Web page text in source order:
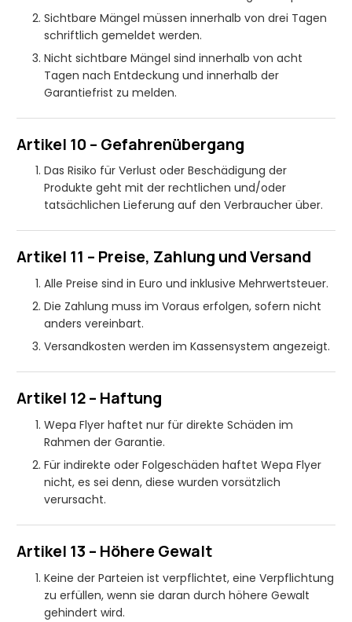
Sichtbare Mängel müssen innerhalb von drei Tagen
schriftlich gemeldet werden.
Nicht sichtbare Mängel sind innerhalb von acht
Tagen nach Entdeckung und innerhalb der
Garantiefrist zu melden.
Artikel 10 – Gefahrenübergang
Das Risiko für Verlust oder Beschädigung der
Produkte geht mit der rechtlichen und/oder
tatsächlichen Lieferung auf den Verbraucher über.
Artikel 11 – Preise, Zahlung und Versand
Alle Preise sind in Euro und inklusive Mehrwertsteuer.
Die Zahlung muss im Voraus erfolgen, sofern nicht
anders vereinbart.
Versandkosten werden im Kassensystem angezeigt.
Artikel 12 – Haftung
Wepa Flyer haftet nur für direkte Schäden im
Rahmen der Garantie.
Für indirekte oder Folgeschäden haftet Wepa Flyer
nicht, es sei denn, diese wurden vorsätzlich
verursacht.
Artikel 13 – Höhere Gewalt
Keine der Parteien ist verpflichtet, eine Verpflichtung
zu erfüllen, wenn sie daran durch höhere Gewalt
gehindert wird.